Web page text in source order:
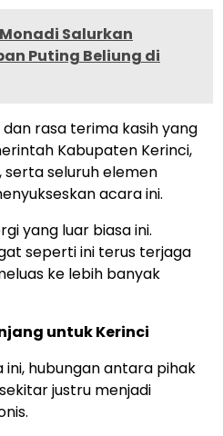
Salurkan
Puting Beliung di
rasa terima kasih yang
Kabupaten Kerinci,
seluruh elemen
acara ini.
yang luar biasa ini.
seperti ini terus terjaga
ke lebih banyak
untuk Kerinci
hubungan antara pihak
justru menjadi